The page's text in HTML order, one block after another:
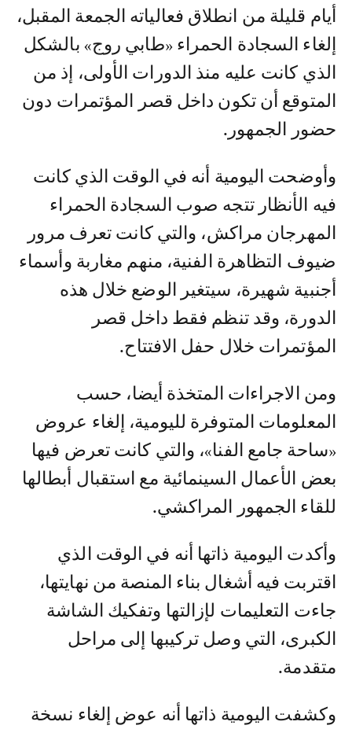
أيام قليلة من انطلاق فعالياته الجمعة المقبل،
إلغاء السجادة الحمراء «طابي روج» بالشكل
الذي كانت عليه منذ الدورات الأولى، إذ من
المتوقع أن تكون داخل قصر المؤتمرات دون
حضور الجمهور.
وأوضحت اليومية أنه في الوقت الذي كانت
فيه الأنظار تتجه صوب السجادة الحمراء
المهرجان مراكش، والتي كانت تعرف مرور
ضيوف التظاهرة الفنية، منهم مغاربة وأسماء
أجنبية شهيرة، سيتغير الوضع خلال هذه
الدورة، وقد تنظم فقط داخل قصر
المؤتمرات خلال حفل الافتتاح.
ومن الاجراءات المتخذة أيضا، حسب
المعلومات المتوفرة لليومية، إلغاء عروض
«ساحة جامع الفنا»، والتي كانت تعرض فيها
بعض الأعمال السينمائية مع استقبال أبطالها
للقاء الجمهور المراكشي.
وأكدت اليومية ذاتها أنه في الوقت الذي
اقتربت فيه أشغال بناء المنصة من نهايتها،
جاءت التعليمات لإزالتها وتفكيك الشاشة
الكبرى، التي وصل تركيبها إلى مراحل
متقدمة.
وكشفت اليومية ذاتها أنه عوض إلغاء نسخة